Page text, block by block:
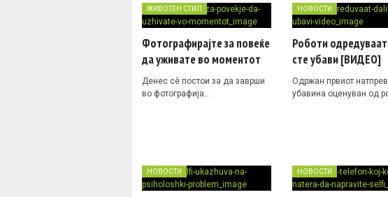
ЖИВОТЕН СТИЛ
Фотографирајте за повеќе
да уживате во моментот
Денес сè постои за да заврши
во фотографија…
НОВОСТИ
Роботи
сте убави [ВИДЕО]
Одржан првиот
убавина оценуван од
НОВОСТИ НОВОСТИ